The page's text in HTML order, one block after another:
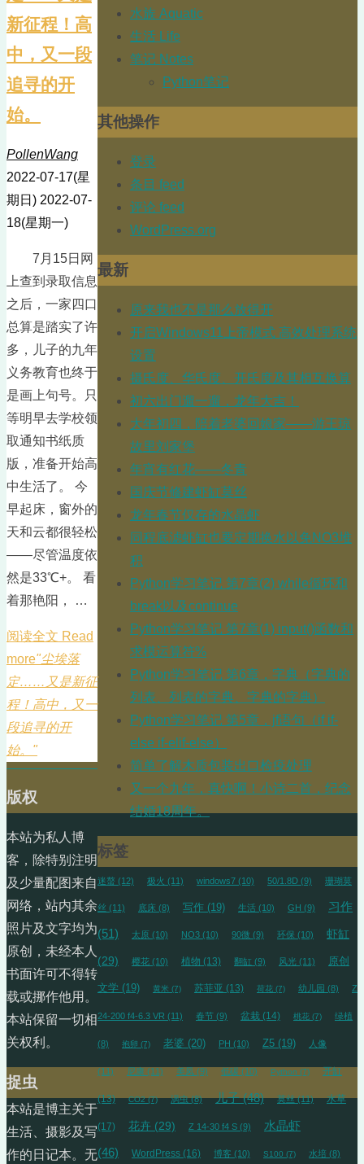
新征程！高
中，又一段
追寻的开
始。
PollenWang
2022-07-17(星
期日) 2022-07-
18(星期一)
7月15日网
上查到录取信息
之后，一家四口
总算是踏实了许
多，儿子的九年
义务教育也终于
是画上句号。只
等明早去学校领
取通知书纸质
版，准备开始高
中生活了。 今
早起床，窗外的
天和云都很轻松
——尽管温度依
然是33℃+。 看
着那艳阳， …
阅读全文 Read
more"尘埃落
定……又是新征
程！高中，又一
段追寻的开
始。"
水族 Aquatic
生活 Life
笔记 Notes
Python笔记
其他操作
登录
条目 feed
评论 feed
WordPress.org
最新
原来我也不是那么放得开
开启Windows11上帝模式 高效处理系统
设置
摄氏度、华氏度、开氏度及其相互换算
初六出门遛一遛，龙年大吉！
大年初四，陪着老婆回娘家——游王琼
故里刘家堡
年宵有红花——冬青
国庆节修建虾缸莫丝
龙年春节仅存的水晶虾
同程底滤虾缸也要定期换水以免NO3堆
积
Python学习笔记 第7章(2) while循环和
break以及continue
Python学习笔记 第7章(1) input()函数和
求模运算符%
Python学习笔记 第6章，字典（字典的
列表、列表的字典、字典的字典）
Python学习笔记 第5章，jf语句（if if-
else if-elif-else）
简单了解木质包装出口检疫处理
又一个九年，真快啊！小诗二首，纪念
结婚18周年。
标签
迷螯 (12) 极火 (11) windows7 (10) 50/1.8D (9) 珊瑚莫
丝 (11) 底床 (8) 写作 (19) 生活 (10) GH (9) 习作
(51) 太原 (10) NO3 (10) 90微 (9) 环保 (10) 虾缸
(29) 樱花 (10) 植物 (13) 翻缸 (9) 风光 (11) 原创
文学 (19) 黄米 (7) 苏菲亚 (13) 荷花 (7) 幼儿园 (8) Z
24-200 f4-6.3 VR (11) 春节 (9) 盆栽 (14) 桃花 (7) 绿植
(8) 抱卵 (7) 老婆 (20) PH (10) Z5 (19) 人像
(11) 尼康 (11) 美凤 (9) 低碳 (10) Python (7) 开缸
(13) CO2(7) 涡虫(8) 儿子(48) 莫丝(11) 水草
(17) 花卉 (29) Z 14-30 f4 S (9) 水晶虾
(46) WordPress (16) 博客 (10) S100 (7) 水培 (8)
版权
本站为私人博
客，除特别注明
及少量配图来自
网络，站内其余
照片及文字均为
原创，未经本人
书面许可不得转
载或挪作他用。
本站保留一切相
关权利。
捉虫
本站是博主关于
生活、摄影及写
作的日记本。无